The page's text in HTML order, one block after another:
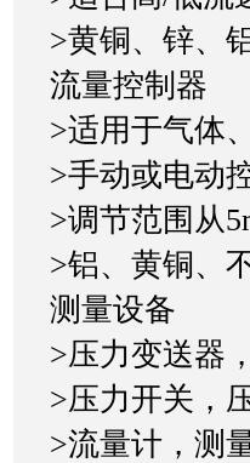
>黄铜、锌、
流量控制器
>适用于气体
>手动或电动
>调节范围从
>铝、黄铜、
测量设备
>压力变送器
>压力开关，
>流量计，测